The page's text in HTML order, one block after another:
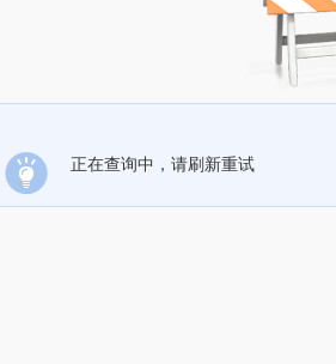
正在查询中，请刷新重试